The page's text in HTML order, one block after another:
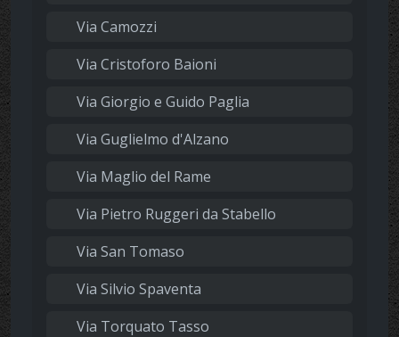
Via Camozzi
Via Cristoforo Baioni
Via Giorgio e Guido Paglia
Via Guglielmo d'Alzano
Via Maglio del Rame
Via Pietro Ruggeri da Stabello
Via San Tomaso
Via Silvio Spaventa
Via Torquato Tasso